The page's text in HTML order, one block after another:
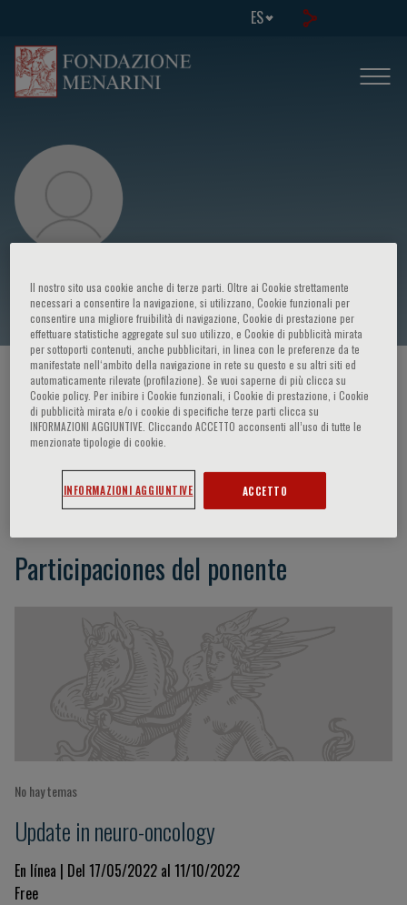
ES
M. Preusser
HOME PAGE / CURSOS Y EVENTOS / ORADOR
M. Preusser
Participaciones del ponente
No hay temas
Update in neuro-oncology
En línea | Del 17/05/2022 al 11/10/2022
Free
Il nostro sito usa cookie anche di terze parti. Oltre ai Cookie strettamente
necessari a consentire la navigazione, si utilizzano, Cookie funzionali per
consentire una migliore fruibilità di navigazione, Cookie di prestazione per
effettuare statistiche aggregate sul suo utilizzo, e Cookie di pubblicità mirata
per sottoporti contenuti, anche pubblicitari, in linea con le preferenze da te
manifestate nell‘ambito della navigazione in rete su questo e su altri siti ed
automaticamente rilevate (profilazione). Se vuoi saperne di più clicca su
Cookie policy. Per inibire i Cookie funzionali, i Cookie di prestazione, i Cookie
di pubblicità mirata e/o i cookie di specifiche terze parti clicca su
INFORMAZIONI AGGIUNTIVE. Cliccando ACCETTO acconsenti all’uso di tutte le
menzionate tipologie di cookie.
INFORMAZIONI AGGIUNTIVE ACCETTO